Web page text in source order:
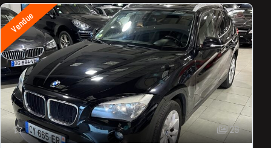
Vendue
29